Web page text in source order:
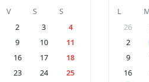
V S
S
2 3
4
9 10
11
16 17
18
23 24
25
L
26
2
9
16